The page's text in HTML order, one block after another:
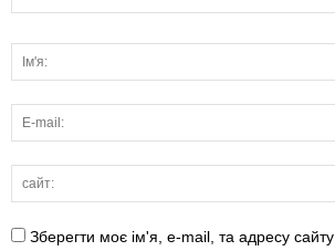
Зберегти моє ім'я, e-mail, та адресу